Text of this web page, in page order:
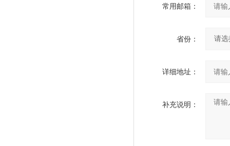
常用邮箱：
省份：
详细地址：
补充说明：